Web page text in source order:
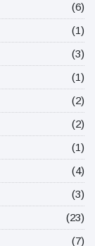
(6)
(1)
(3)
(1)
(2)
(2)
(1)
(4)
(3)
(23)
(7)